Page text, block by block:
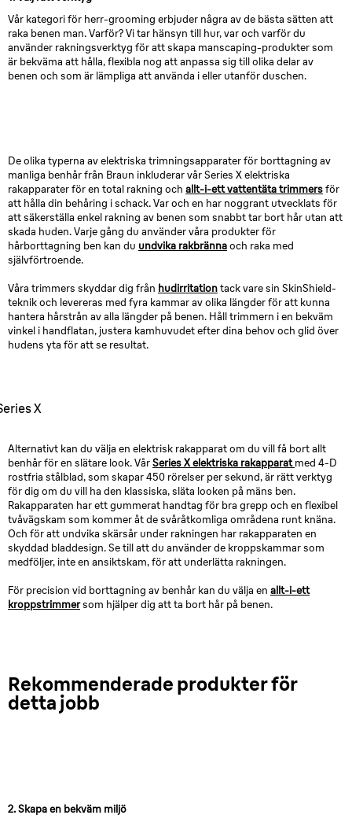
Vår kategori för herr-grooming erbjuder några av de bästa sätten att
raka benen man. Varför? Vi tar hänsyn till hur, var och varför du
använder rakningsverktyg för att skapa manscaping-produkter som
är bekväma att hålla, flexibla nog att anpassa sig till olika delar av
benen och som är lämpliga att använda i eller utanför duschen.
De olika typerna av elektriska trimningsapparater för borttagning av
manliga benhår från Braun inkluderar vår Series X elektriska
rakapparater för en total rakning och allt-i-ett vattentäta trimmersför
att hålla din behåring i schack. Var och en har noggrant utvecklats för
att säkerställa enkel rakning av benen som snabbt tar bort hår utan att
skada huden. Varje gång du använder våra produkter för
hårborttagning ben kan du undvika rakbrännaoch raka med
självförtroende.
Våra trimmers skyddar dig från hudirritationtack vare sin SkinShield-
teknik och levereras med fyra kammar av olika längder för att kunna
hantera hårstrån av alla längder på benen. Håll trimmern i en bekväm
vinkel i handflatan, justera kamhuvudet efter dina behov och glid över
hudens yta för att se resultat.
X
Alternativt kan du välja en elektrisk rakapparat om du vill få bort allt
benhår för en slätare look. VårSeries X elektriska rakapparat med 4-D
rostfria stålblad, som skapar 450 rörelser per sekund, är rätt verktyg
för dig om du vill ha den klassiska, släta looken på mäns ben.
Rakapparaten har ett gummerat handtag för bra grepp och en flexibel
tvåvägskam som kommer åt de svåråtkomliga områdena runt knäna.
Och för att undvika skärsår under rakningen har rakapparaten en
skyddad bladdesign. Se till att du använder de kroppskammar som
medföljer, inte en ansiktskam, för att underlätta rakningen.
För precision vid borttagning av benhår kan du välja en allt-i-ett
kroppstrimmersom hjälper dig att ta bort hår på benen.
Rekommenderade produkter för
detta jobb
2. Skapa en bekväm miljö